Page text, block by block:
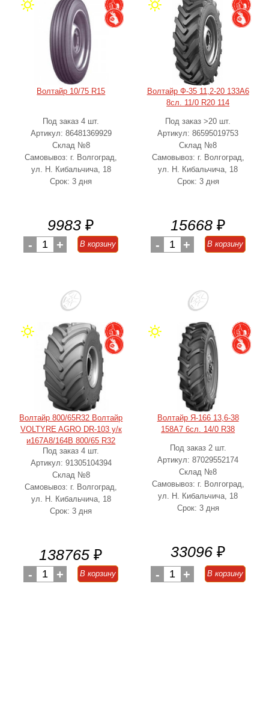
Волтайр 10/75 R15
Под заказ 4 шт.
Артикул: 86481369929
Склад №8
Самовывоз: г. Волгоград,
ул. Н. Кибальчича, 18
Срок: 3 дня
9983 ₽
- 1 + В корзину
Волтайр Ф-35 11,2-20 133A6
8сл. 11/0 R20 114
Под заказ >20 шт.
Артикул: 86595019753
Склад №8
Самовывоз: г. Волгоград,
ул. Н. Кибальчича, 18
Срок: 3 дня
15668 ₽
- 1 + В корзину
Волтайр 800/65R32 Волтайр
VOLTYRE AGRO DR-103 у/к
и167А8/164В 800/65 R32
Под заказ 4 шт.
Артикул: 91305104394
Склад №8
Самовывоз: г. Волгоград,
ул. Н. Кибальчича, 18
Срок: 3 дня
138765 ₽
- 1 + В корзину
Волтайр Я-166 13,6-38
158A7 6сл. 14/0 R38
Под заказ 2 шт.
Артикул: 87029552174
Склад №8
Самовывоз: г. Волгоград,
ул. Н. Кибальчича, 18
Срок: 3 дня
33096 ₽
- 1 + В корзину